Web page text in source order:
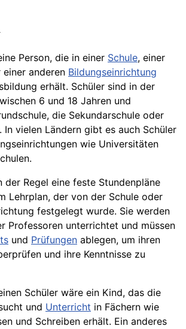
Person, die in einer Schule, einer
einer anderen Bildungseinrichtung
erhält. Schüler sind in der
6 und 18 Jahren und
die Sekundarschule oder
In vielen Ländern gibt es auch Schüler
wie Universitäten
der Regel eine feste Stundenpläne
Lehrplan, der von der Schule oder
festgelegt wurde. Sie werden
Professoren unterrichtet und müssen
und Prüfungen ablegen, um ihren
und ihre Kenntnisse zu
Schüler wäre ein Kind, das die
und Unterricht in Fächern wie
und Schreiben erhält. Ein anderes